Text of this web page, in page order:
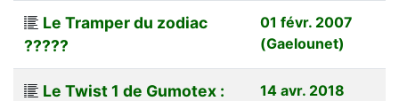
Le Tramper du zodiac
?????
01 févr. 2007
(Gaelounet)
Le Twist 1 de Gumotex :
14 avr. 2018